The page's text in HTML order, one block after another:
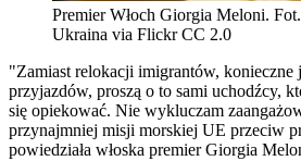
Premier Włoch Giorgia Meloni.
Ukraina via Flickr CC 2.0
"Zamiast relokacji imigrantów, konieczne
przyjazdów, proszą o to sami uchodźcy,
się opiekować. Nie wykluczam
przynajmniej misji morskiej UE przeciw
powiedziała włoska premier Giorgia